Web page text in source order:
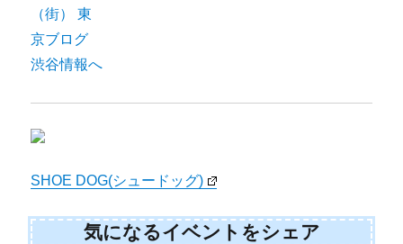
SHOE DOG(シュードッグ)
気になるイベントをシェア